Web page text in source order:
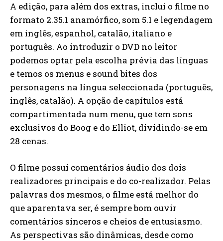
A edição, para além dos extras, inclui o filme no
formato 2.35.1 anamórfico, som 5.1 e legendagem
em inglês, espanhol, catalão, italiano e
português. Ao introduzir o DVD no leitor
podemos optar pela escolha prévia das línguas
e temos os menus e sound bites dos
personagens na língua seleccionada (português,
inglês, catalão). A opção de capítulos está
compartimentada num menu, que tem sons
exclusivos do Boog e do Elliot, dividindo-se em
28 cenas.
O filme possui comentários áudio dos dois
realizadores principais e do co-realizador. Pelas
palavras dos mesmos, o filme está melhor do
que aparentava ser, é sempre bom ouvir
comentários sinceros e cheios de entusiasmo.
As perspectivas são dinâmicas, desde como